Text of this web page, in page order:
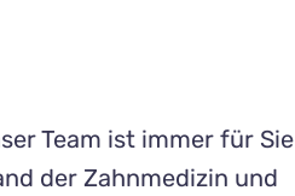
Team ist immer für Sie
der Zahn­medizin und